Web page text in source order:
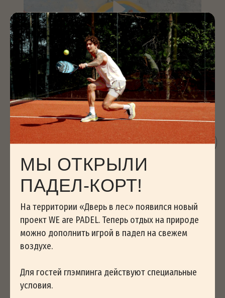
Тук! Тук ! Тук!
Не стучите в двери!
Здесь живет Бурундук, но его сейчас нет дома!
Он ушел за грибами, ягодками.
А еще он любит ходить в гости. Найди домик
Землеройки. Может, он там?
ЧЕМ У НАС ЗАНЯТЬСЯ
ПРАВИЛА ПРОЖИВАНИЯ
СЕРТИФИКАТЫ
МЫ ОТКРЫЛИ
ПАДЕЛ-КОРТ!
На территории «Дверь в лес» появился новый
проект WE are PADEL. Теперь отдых на природе
можно дополнить игрой в падел на свежем
воздухе.
Для гостей глэмпинга действуют специальные
условия.